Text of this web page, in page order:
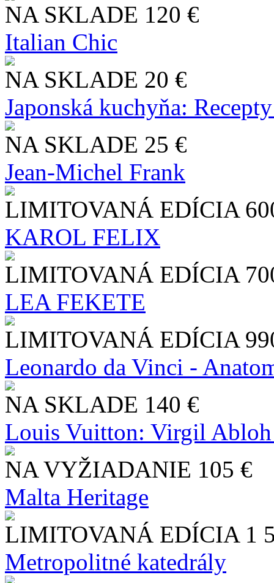
NA SKLADE 120 €
Italian Chic
NA SKLADE 20 €
Japonská kuchyňa:
NA SKLADE 25 €
Jean-Michel Frank
LIMITOVANÁ EDÍCIA
KAROL FELIX
LIMITOVANÁ EDÍCIA
LEA FEKETE
LIMITOVANÁ EDÍCIA
Leonardo da Vinci -
NA SKLADE 140 €
Louis Vuitton: Virgil
NA VYŽIADANIE 105 €
Malta Heritage
LIMITOVANÁ EDÍCIA 1
Metropolitné katedrály